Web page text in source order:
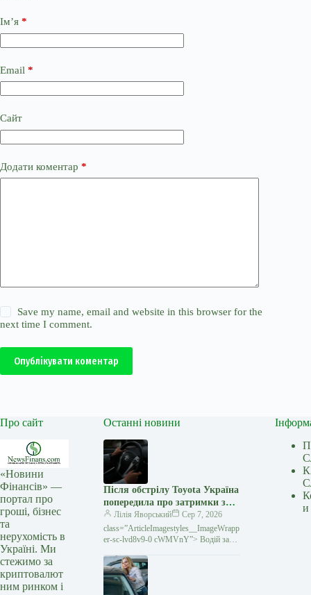
Ім’я *
Email *
Сайт
Додати коментар *
Save my name, email and website in this browser for the
next time I comment.
Опублікувати коментар
Про сайт
«Новини
Фінансів» —
портал про
гроші, бізнес
та
нерухомість в
Україні. Ми
стежимо за
криптовалют
ним ринком і
Останні новини
Після обстрілу Toyota Україна
попередила про затримки з
постачанням запчастин
Лілія Яворський
Сер 7, 2026
class=”ArticleImagestyles__ImageWrapp
er-sc-lvd8v9-0 cWMVnY”> Водій за
обстрілу в ніч на 5 серпня компанія
«Тойота-Україна» втратила
и